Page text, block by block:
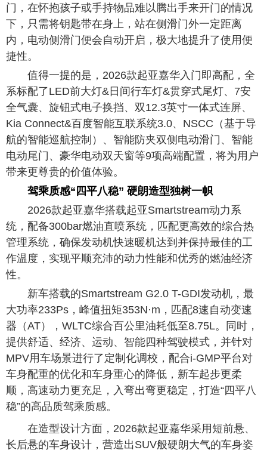
门，在怀抱孩子或手持物品难以腾出手来开门的情况
下，只需将钥匙带在身上，站在侧滑门外一定距离
内，电动侧滑门便会自动开启，极大地提升了使用便
捷性。
值得一提的是，2026款起亚嘉华入门即高配，全
系标配了LED前大灯&日间行车灯&贯穿式尾灯、7安
全气囊、旋钮式电子换挡、双12.3英寸一体式连屏、
Kia Connect&百度智能互联系统3.0、NSCC（基于导
航的智能巡航控制）、智能防夹双侧电动滑门、智能
电动尾门、豪华电动双天窗等9项高端配置，将为用户
带来更尊贵的价值体验。
驾乘质感“四平八稳” 硬朗造型独树一帜
2026款起亚嘉华搭载起亚Smartstream动力系
统，配备300bar燃油直喷系统，匹配更高效的综合热
管理系统，确保发动机快速暖机达到并保持最佳的工
作温度，实现平顺充沛的动力性能和优秀的燃油经济
性。
新车搭载的Smartstream G2.0 T-GDI发动机，最
大功率233Ps，峰值扭矩353N·m，匹配8速自动变速
器（AT），WLTC综合百公里油耗低至8.75L。同时，
提供舒适、经济、运动、智能四种驾驶模式，并针对
MPV用车场景进行了定制化调校，配合i-GMP平台对
车身配重的优化和车身重心的降低，新车起步更柔
顺，高速动力更充足，入弯出弯更稳定，打造“四平八
稳”的高品质驾乘质感。
在造型设计方面，2026款起亚嘉华采用短前悬、
长后悬的车身设计，营造出SUV般硬朗大气的车身姿